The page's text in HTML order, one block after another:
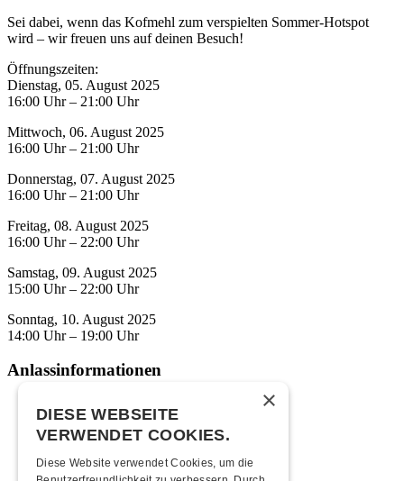
Sei dabei, wenn das Kofmehl zum verspielten Sommer-Hotspot
wird – wir freuen uns auf deinen Besuch!
Öffnungszeiten:
Dienstag, 05. August 2025
16:00 Uhr – 21:00 Uhr
Mittwoch, 06. August 2025
16:00 Uhr – 21:00 Uhr
Donnerstag, 07. August 2025
16:00 Uhr – 21:00 Uhr
Freitag, 08. August 2025
16:00 Uhr – 22:00 Uhr
Samstag, 09. August 2025
15:00 Uhr – 22:00 Uhr
Sonntag, 10. August 2025
14:00 Uhr – 19:00 Uhr
Anlassinformationen
fr
en
Eintrittspreis
×
DIESE WEBSEITE
VERWENDET COOKIES.
Diese Website verwendet Cookies, um die